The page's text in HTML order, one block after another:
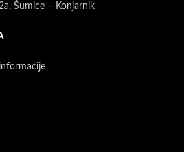
Šumice – Konjarnik